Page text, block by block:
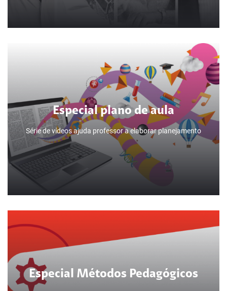
Pensadores na Educação: propostas
pedagógicas que marcaram a
história da educação brasileira
Especial plano de aula
Série de vídeos ajuda professor a elaborar planejamento
Especial Métodos Pedagógicos